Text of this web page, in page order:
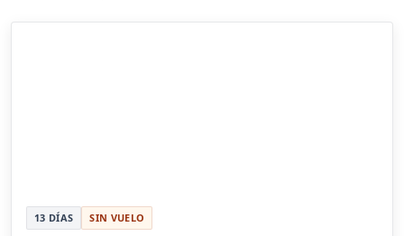
13 DÍAS SIN VUELO